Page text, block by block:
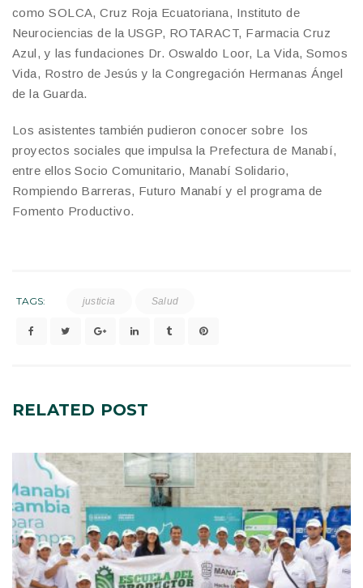
como SOLCA, Cruz Roja Ecuatoriana, Instituto de
Neurociencias de la USGP, ROTARACT, Farmacia Cruz
Azul, y las fundaciones Dr. Oswaldo Loor, La Vida, Somos
Vida, Rostro de Jesús y la Congregación Hermanas Ángel
de la Guarda.
Los asistentes también pudieron conocer sobre los
proyectos sociales que impulsa la Prefectura de Manabí,
entre ellos Socio Comunitario, Manabí Solidario,
Rompiendo Barreras, Futuro Manabí y el programa de
Fomento Productivo.
TAGS: justicia Salud
RELATED POST